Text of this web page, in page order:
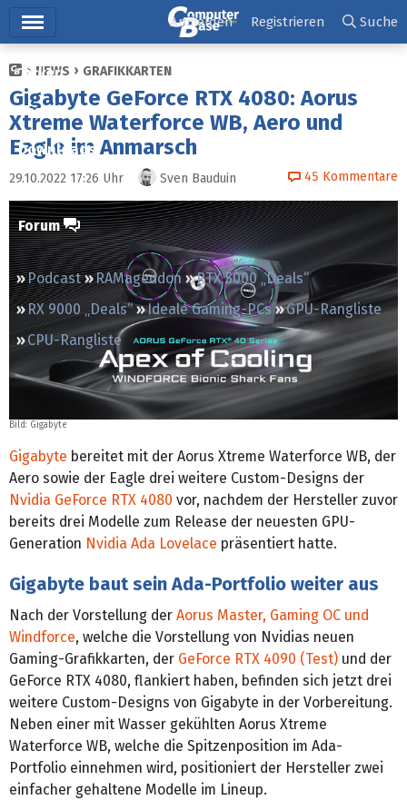
Ticker
Tests
Downloads
Preisvergleich
Forum
Podcast RAMageddon
RTX 5000 „Deals“
RX 9000 „Deals“
Ideale Gaming-PCs
GPU-Rangliste
CPU-Rangliste
Anmelden Registrieren Suche
NEWS GRAFIKKARTEN
Gigabyte GeForce RTX 4080: Aorus
Xtreme Waterforce WB, Aero und
Eagle im Anmarsch
29.10.2022 17:26 Uhr Sven Bauduin 45 Kommentare
Bild: Gigabyte
Gigabyte bereitet mit der Aorus Xtreme Waterforce WB, der
Aero sowie der Eagle drei weitere Custom-Designs der
Nvidia GeForce RTX 4080 vor, nachdem der Hersteller zuvor
bereits drei Modelle zum Release der neuesten GPU-
Generation Nvidia Ada Lovelace präsentiert hatte.
Gigabyte baut sein Ada-Portfolio weiter aus
Nach der Vorstellung der Aorus Master, Gaming OC und
Windforce, welche die Vorstellung von Nvidias neuen
Gaming-Grafikkarten, der GeForce RTX 4090 (Test) und der
GeForce RTX 4080, flankiert haben, befinden sich jetzt drei
weitere Custom-Designs von Gigabyte in der Vorbereitung.
Neben einer mit Wasser gekühlten Aorus Xtreme
Waterforce WB, welche die Spitzenposition im Ada-
Portfolio einnehmen wird, positioniert der Hersteller zwei
einfacher gehaltene Modelle im Lineup.